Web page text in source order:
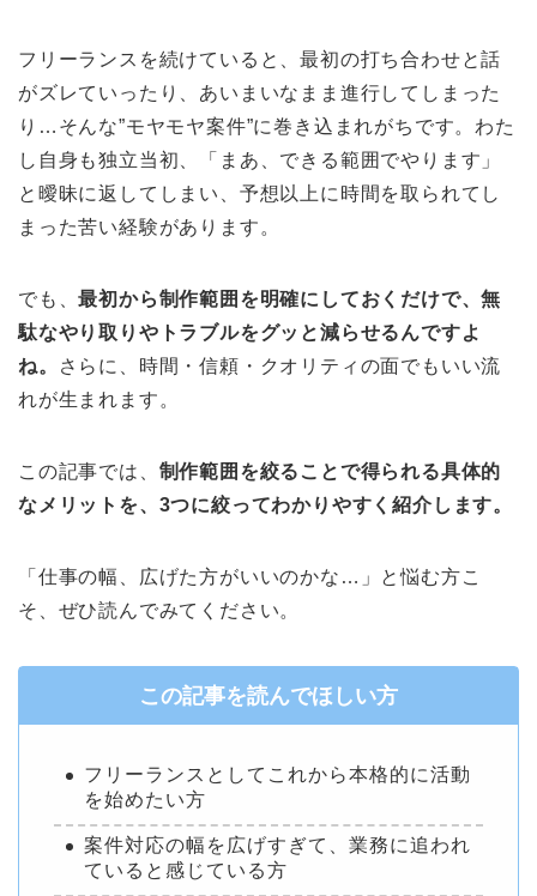
フリーランスを続けていると、最初の打ち合わせと話
がズレていったり、あいまいなまま進行してしまった
り…そんな”モヤモヤ案件”に巻き込まれがちです。わた
し自身も独立当初、「まあ、できる範囲でやります」
と曖昧に返してしまい、予想以上に時間を取られてし
まった苦い経験があります。
でも、最初から制作範囲を明確にしておくだけで、無
駄なやり取りやトラブルをグッと減らせるんですよ
ね。
さらに、時間・信頼・クオリティの面でもいい流
れが生まれます。
この記事では、 制作範囲を絞ることで得られる具体的
なメリットを、3つに絞ってわかりやすく紹介します。
「仕事の幅、広げた方がいいのかな…」と悩む方こ
そ、ぜひ読んでみてください。
この記事を読んでほしい方
フリーランスとしてこれから本格的に活動
を始めたい方
案件対応の幅を広げすぎて、業務に追われ
ていると感じている方